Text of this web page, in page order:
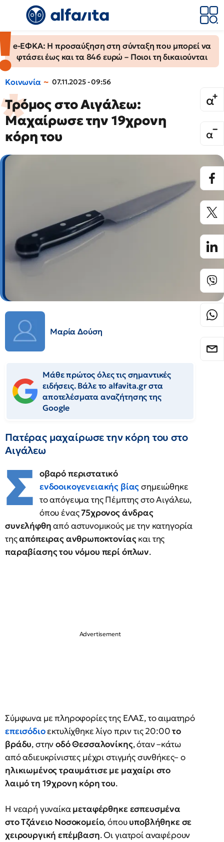
e-ΕΦΚΑ: Η προσαύξηση στη σύνταξη που μπορεί να
φτάσει έως και τα 846 ευρώ – Ποιοι τη δικαιούνται
Κοινωνία 07.11.2025 - 09:56
Τρόμος στο Αιγάλεω:
Μαχαίρωσε την 19χρονη
κόρη του
Μαρία Δούση
Μάθε πρώτος όλες τις σημαντικές
ειδήσεις. Βάλε το alfavita.gr στα
αποτελέσματα αναζήτησης της
Google
Πατέρας μαχαίρωσε την κόρη του στο
Αιγάλεω
Σ οβαρό περιστατικό
ενδοοικογενειακής βίαςσημειώθηκε
το απόγευμα της Πέμπτης στο Αιγάλεω,
όπου ένας75χρονος άνδρας
συνελήφθηαπό αστυνομικούς με την κατηγορία
τηςαπόπειρας ανθρωποκτονίαςκαι της
παραβίασης του νόμου περί όπλων.
Σύμφωνα με πληροφορίες της ΕΛΑΣ, το αιματηρό
επεισόδιοεκτυλίχθηκε λίγο πριν τις 20:00το
βράδυ, στηνοδό Θεσσαλονίκης, όταν –κάτω
από αδιευκρίνιστες μέχρι στιγμής συνθήκες– ο
ηλικιωμένος τραυμάτισε με μαχαίρι στο
λαιμό τη 19χρονη κόρη του.
Η νεαρή γυναίκαμεταφέρθηκε εσπευσμένα
στο Τζάνειο Νοσοκομείο, όπουυποβλήθηκε σε
χειρουργική επέμβαση. Οι γιατροί αναφέρουν